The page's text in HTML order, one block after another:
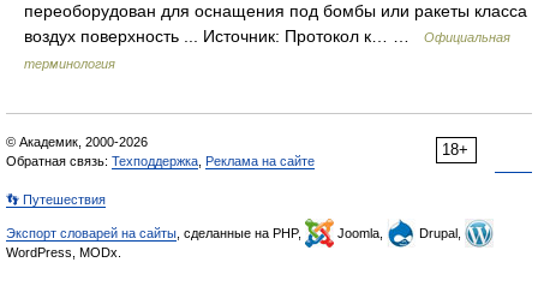
переоборудован для оснащения под бомбы или ракеты класса
воздух поверхность ... Источник: Протокол к… …
Официальная
терминология
18+
© Академик, 2000-2026
Обратная связь: Техподдержка Реклама на сайте
👣 Путешествия
Экспорт словарей на сайты , сделанные на PHP, Joomla,
Drupal,
WordPress, MODx.